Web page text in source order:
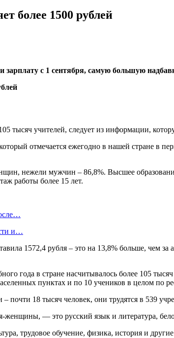
более 1500 рублей
зарплату с 1 сентября, самую большую
тысяч учителей, следует из информации,
отмечается ежегодно в нашей стране в
нежели мужчин – 86,8%. Высшее
работы более 15 лет.
и…
1572,4 рубля – это на 13,8% больше, чем
года в стране насчитывалось более 105
пунктах и по 10 учеников в целом по
почти 18 тысяч человек, они трудятся в 539
— это русский язык и литература,
трудовое обучение, физика, история и